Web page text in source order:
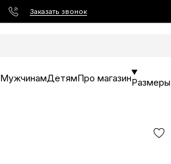
Заказать звонок
МужчинамДетямПро магазинРазмеры